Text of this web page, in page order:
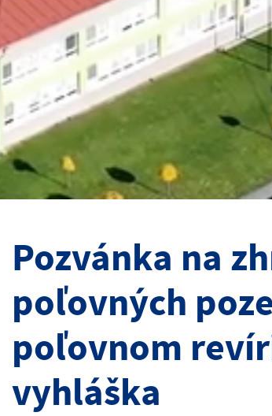
Pozvánka na
poľovných
poľovnom
vyhláška